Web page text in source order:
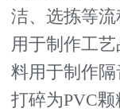
洁、选拣等
用于制作工
料用于制作
打碎为PVC